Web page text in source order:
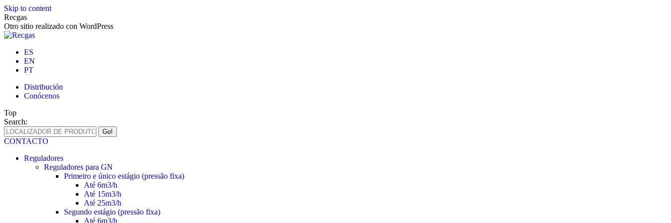
Skip to content
Recgas
Otro sitio realizado con WordPress
ES
EN
PT
Distribución
Conócenos
Top
Search:
CONTACTO
Reguladores
Reguladores para GN
Primeiro e único estágio (pressão fixa)
Até 6m3/h
Até 15m3/h
Até 25m3/h
Segundo estágio (pressão fixa)
Até 6m3/h